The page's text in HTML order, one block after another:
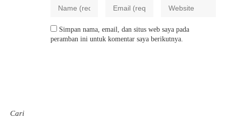
Simpan nama, email, dan situs web saya pada
peramban ini untuk komentar saya berikutnya.
Cari